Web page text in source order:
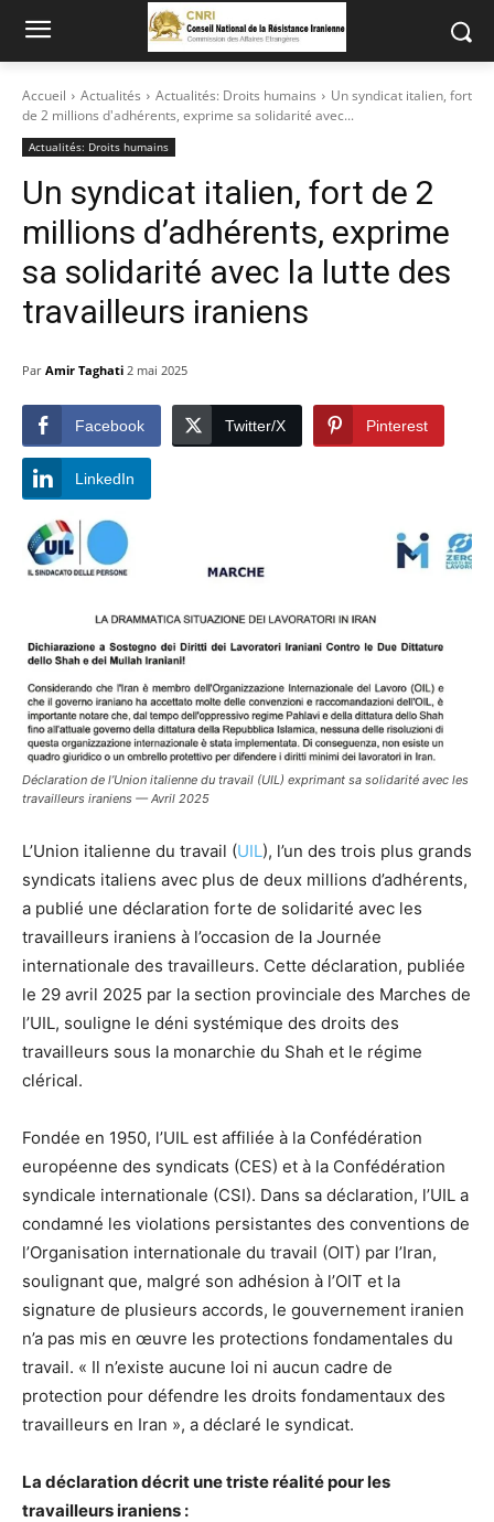
Accueil Actualités Actualités: Droits humains
Un syndicat italien, fort
de 2 millions d'adhérents, exprime sa solidarité avec...
Actualités: Droits humains
Un syndicat italien, fort de 2
millions d’adhérents, exprime
sa solidarité avec la lutte des
travailleurs iraniens
Par Amir Taghati 2 mai 2025
Facebook Twitter/X Pinterest
LinkedIn
Déclaration de l’Union italienne du travail (UIL) exprimant sa solidarité avec les
travailleurs iraniens — Avril 2025
L’Union italienne du travail (UIL), l’un des trois plus grands
syndicats italiens avec plus de deux millions d’adhérents,
a publié une déclaration forte de solidarité avec les
travailleurs iraniens à l’occasion de la Journée
internationale des travailleurs. Cette déclaration, publiée
le 29 avril 2025 par la section provinciale des Marches de
l’UIL, souligne le déni systémique des droits des
travailleurs sous la monarchie du Shah et le régime
clérical.
Fondée en 1950, l’UIL est affiliée à la Confédération
européenne des syndicats (CES) et à la Confédération
syndicale internationale (CSI). Dans sa déclaration, l’UIL a
condamné les violations persistantes des conventions de
l’Organisation internationale du travail (OIT) par l’Iran,
soulignant que, malgré son adhésion à l’OIT et la
signature de plusieurs accords, le gouvernement iranien
n’a pas mis en œuvre les protections fondamentales du
travail. « Il n’existe aucune loi ni aucun cadre de
protection pour défendre les droits fondamentaux des
travailleurs en Iran », a déclaré le syndicat.
La déclaration décrit une triste réalité pour les
travailleurs iraniens :